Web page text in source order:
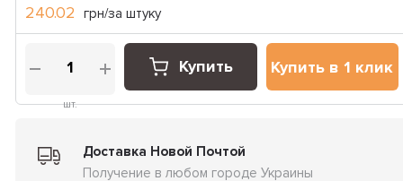
240.02 грн/за штуку
шт.
Купить Купить в 1 клик
Доставка Новой Почтой
Получение в любом городе Украины